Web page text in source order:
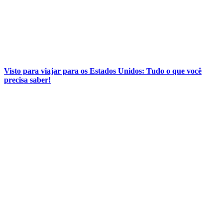
Visto para viajar para os Estados Unidos: Tudo o que você
precisa saber!